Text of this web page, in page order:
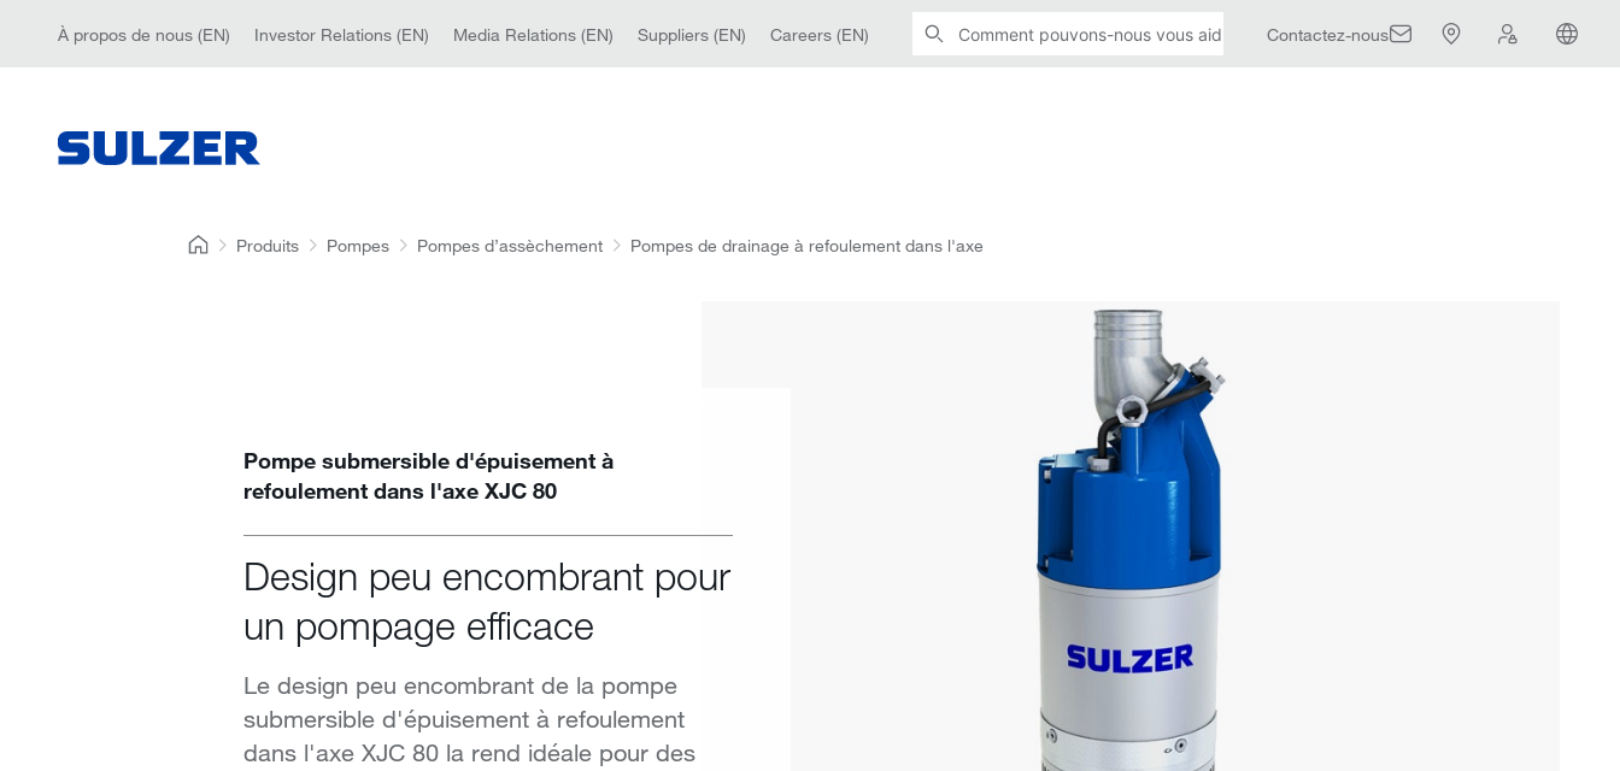
Contactez-nous
À propos de nous (EN) Investor Relations (EN) Media Relations (EN) Suppliers (EN) Careers (EN)
Produits Pompes Pompes d’assèchement Pompes de drainage à refoulement dans l'axe
Pompe submersible d'épuisement à
refoulement dans l'axe XJC 80
Design peu encombrant pour
un pompage efficace
Le design peu encombrant de la pompe
submersible d'épuisement à refoulement
dans l'axe XJC 80 la rend idéale pour des